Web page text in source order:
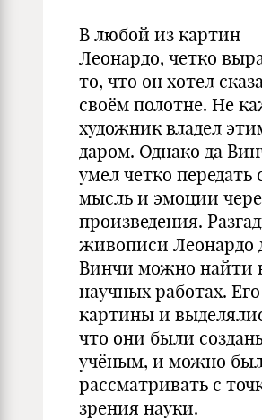
В любой из картин
Леонардо, четко
то, что он хотел
своём полотне. Не
художник владел
даром. Однако да
умел четко передать
мысль и эмоции
произведения.
живописи Леонардо
Винчи можно найти
научных работах. Его
картины и
что они были
учёным, и можно
рассматривать с
зрения науки.